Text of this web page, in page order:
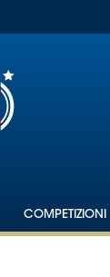
COMPETIZIONI